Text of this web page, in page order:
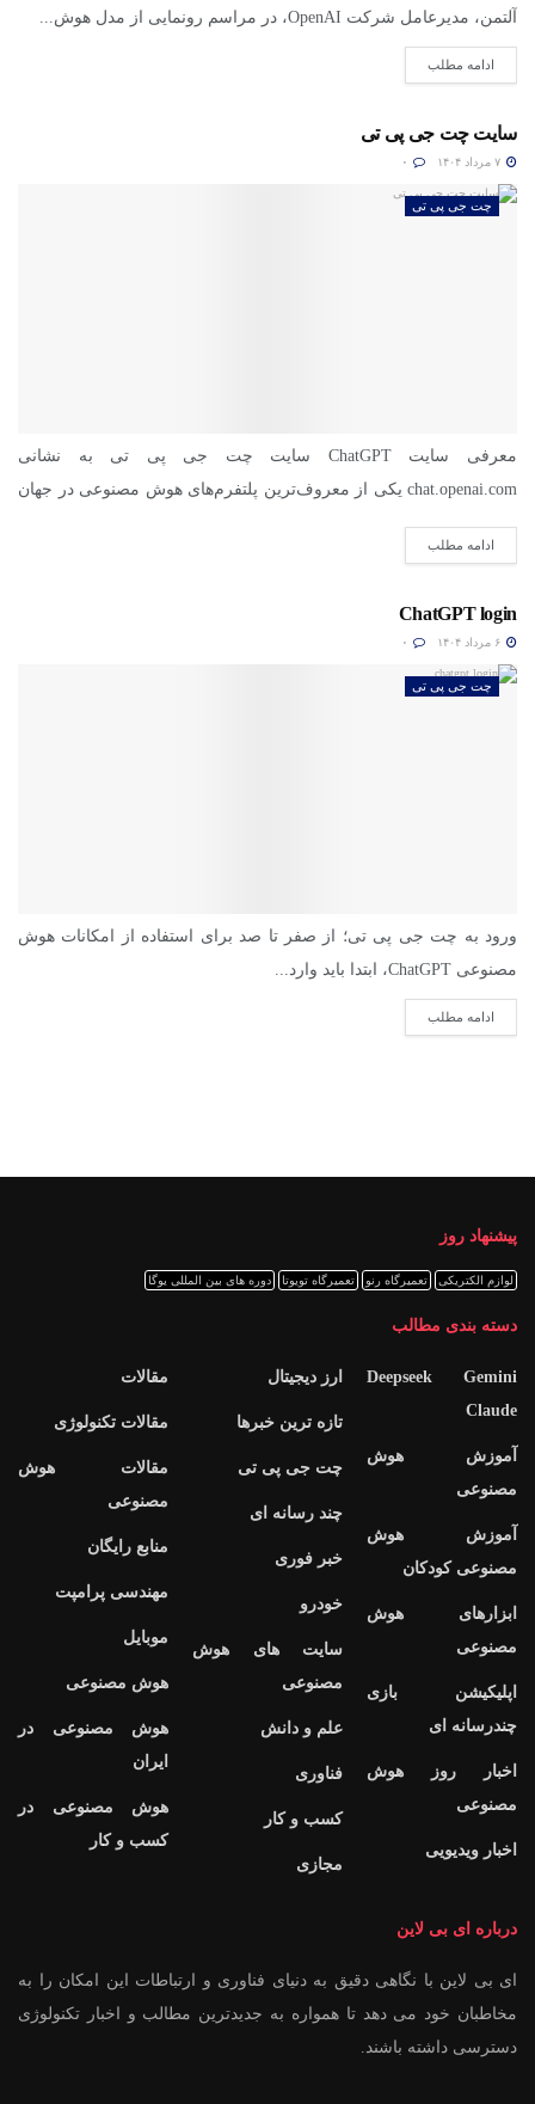
آلتمن، مدیرعامل شرکت OpenAI، در مراسم رونمایی از مدل هوش...
ادامه مطلب
سایت چت جی پی تی
چت جی پی تی
معرفی سایت ChatGPT سایت چت جی پی تی به نشانی
chat.openai.com یکی از معروف‌ترین پلتفرم‌های هوش مصنوعی در جهان
است....
ادامه مطلب
ChatGPT login
چت جی پی تی
ورود به چت جی پی تی؛ از صفر تا صد برای استفاده از امکانات هوش
مصنوعی ChatGPT، ابتدا باید وارد...
ادامه مطلب
پیشنهاد روز
لوازم الکتریکی تعمیرگاه رنو تعمیرگاه تویوتا دوره های بین المللی یوگا
دسته بندی مطالب
Deepseek Gemini
Claude
آموزش هوش
مصنوعی
آموزش هوش
مصنوعی کودکان
ابزارهای هوش
مصنوعی
اپلیکیشن بازی
چندرسانه ای
اخبار روز هوش
مصنوعی
اخبار ویدیویی
ارز دیجیتال
تازه ترین خبرها
چت جی پی تی
چند رسانه ای
خبر فوری
خودرو
سایت های هوش
مصنوعی
علم و دانش
فناوری
کسب و کار
مجازی
مقالات
مقالات تکنولوژی
مقالات هوش
مصنوعی
منابع رایگان
مهندسی پرامپت
موبایل
هوش مصنوعی
هوش مصنوعی در
ایران
هوش مصنوعی در
کسب و کار
درباره ای بی لاین
ای بی لاین با نگاهی دقیق به دنیای فناوری و ارتباطات این امکان را به
مخاطبان خود می دهد تا همواره به جدیدترین مطالب و اخبار تکنولوژی
دسترسی داشته باشند.